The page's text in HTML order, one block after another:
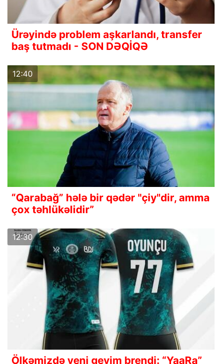
Ürəyində problem aşkarlandı, transfer
baş tutmadı - SON DƏQİQƏ
12:40
“Qarabağ” hələ bir qədər "çiy"dir, amma
çox təhlükəlidir”
12:30
Ölkəmizdə yeni geyim brendi: “YaaRa”